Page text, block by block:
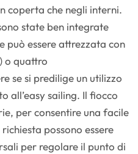
coperta che negli interni.
state ben integrate
può essere attrezzata con
o quattro
se si predilige un utilizzo
all’easy sailing. Il fiocco
per consentire una facile
possono essere
per regolare il punto di